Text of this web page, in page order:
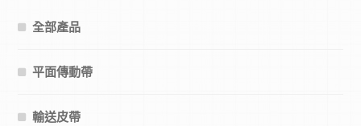
全部產品
平面傳動帶
輸送皮帶